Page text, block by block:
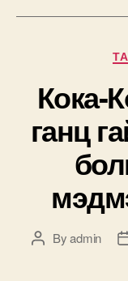
Кока-
ганц
PostByadmin